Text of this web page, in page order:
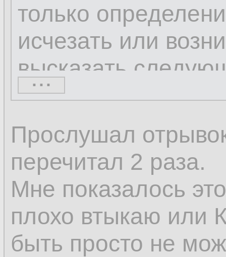
только
исчезать или
высказать
кажущееся
только
изменяется;
изменению, а
том, что
а другие
...
Прослушал
перечитал 2 раза.
Мне показалось
плохо втыкаю или
быть просто не